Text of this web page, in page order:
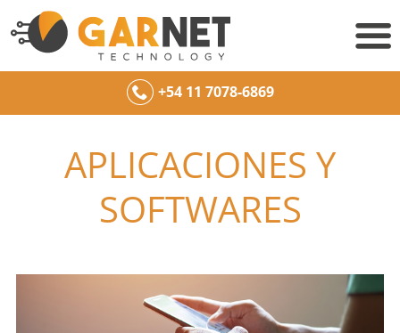
+54 11 7078-6869
APLICACIONES Y
SOFTWARES